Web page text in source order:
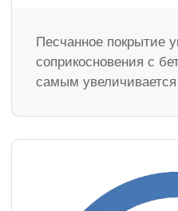
Песчанное покрытие
соприкосновения с
самым увеличивается